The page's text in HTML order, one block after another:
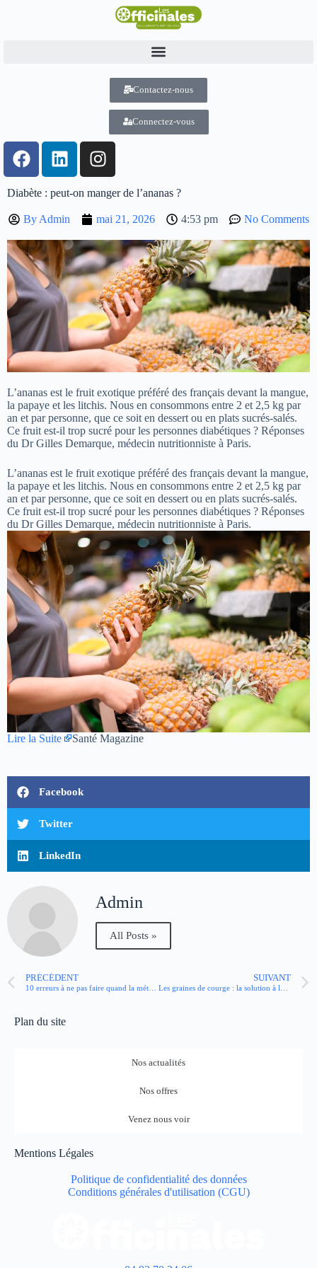
Contactez-nous
Connectez-vous
Diabète : peut-on manger de l’ananas ?
ByAdmin mai 21, 2026 4:53 pm No Comments
L’ananas est le fruit exotique préféré des français devant la mangue,
la papaye et les litchis. Nous en consommons entre 2 et 2,5 kg par
an et par personne, que ce soit en dessert ou en plats sucrés-salés.
Ce fruit est-il trop sucré pour les personnes diabétiques ? Réponses
du Dr Gilles Demarque, médecin nutritionniste à Paris.
L’ananas est le fruit exotique préféré des français devant la mangue,
la papaye et les litchis. Nous en consommons entre 2 et 2,5 kg par
an et par personne, que ce soit en dessert ou en plats sucrés-salés.
Ce fruit est-il trop sucré pour les personnes diabétiques ? Réponses
du Dr Gilles Demarque, médecin nutritionniste à Paris.
Lire la Suite Santé Magazine
Facebook
Twitter
LinkedIn
Admin
All Posts »
PRÉCÉDENT
10 erreurs à ne pas faire quand la météo change brutalement
SUIVANT
Les graines de courge : la solution à la constipation ? La réponse d’un diététicien
Plan du site
Nos actualités
Nos offres
Venez nous voir
Mentions Légales
Politique de confidentialité des données
Conditions générales d'utilisation (CGU)